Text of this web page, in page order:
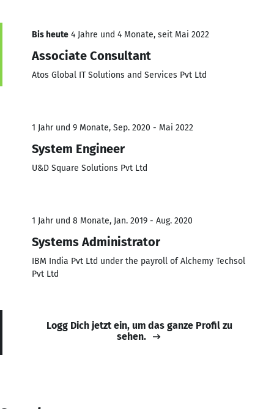
Bis heute 4 Jahre und 4 Monate, seit Mai 2022
Associate Consultant
Atos Global IT Solutions and Services Pvt Ltd
1 Jahr und 9 Monate, Sep. 2020 - Mai 2022
System Engineer
U&D Square Solutions Pvt Ltd
1 Jahr und 8 Monate, Jan. 2019 - Aug. 2020
Systems Administrator
IBM India Pvt Ltd under the payroll of Alchemy Techsol
Pvt Ltd
Logg Dich jetzt ein, um das ganze Profil zu
sehen.